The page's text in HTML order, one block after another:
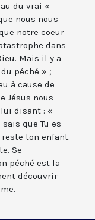
du vrai «
nous nous
notre coeur
dans
Mais il y a
péché » ;
à cause de
Jésus nous
disant : «
que Tu es
reste ton enfant.
Se
péché est la
découvrir